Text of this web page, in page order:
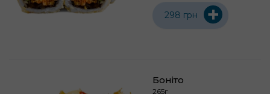
298 грн +
Боніто
265г